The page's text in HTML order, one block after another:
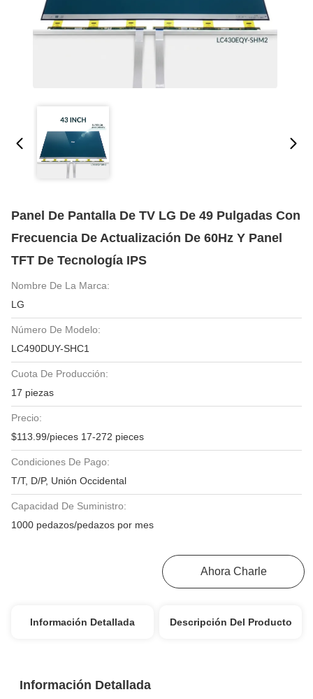
Panel De Pantalla De TV LG De 49 Pulgadas Con
Frecuencia De Actualización De 60Hz Y Panel
TFT De Tecnología IPS
Nombre De La Marca:
LG
Número De Modelo:
LC490DUY-SHC1
Cuota De Producción:
17 piezas
Precio:
$113.99/pieces 17-272 pieces
Condiciones De Pago:
T/T, D/P, Unión Occidental
Capacidad De Suministro:
1000 pedazos/pedazos por mes
Ahora Charle
Información Detallada Descripción Del Producto
Información Detallada